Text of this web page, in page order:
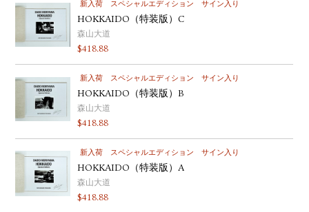
新入荷 スペシャルエディション サイン入り
HOKKAIDO（特装版）C
森山大道
$418.88
新入荷 スペシャルエディション サイン入り
HOKKAIDO（特装版）B
森山大道
$418.88
新入荷 スペシャルエディション サイン入り
HOKKAIDO（特装版）A
森山大道
$418.88